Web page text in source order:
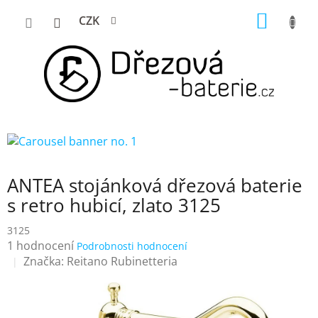
CZK
ANTEA stojánková dřezová baterie
s retro hubicí, zlato 3125
3125
Průměrné
hodnocení
1 hodnocení Podrobnosti hodnocení
Značka: Reitano Rubinetteria